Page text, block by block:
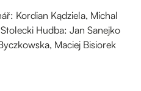
Kordian Kądziela, Michal
Hudba: Jan Sanejko
Maciej Bisiorek